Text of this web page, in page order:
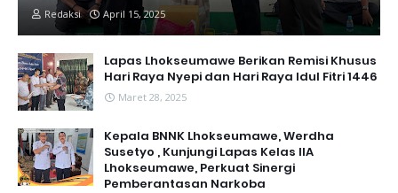
Redaksi April 15, 2025
Lapas Lhokseumawe Berikan Remisi Khusus
Hari Raya Nyepi dan Hari Raya Idul Fitri 1446
Maret 28, 2025
Kepala BNNK Lhokseumawe, Werdha
Susetyo , Kunjungi Lapas Kelas IIA
Lhokseumawe, Perkuat Sinergi
Pemberantasan Narkoba